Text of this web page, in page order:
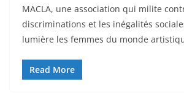
MACLA, une association qui milite
discriminations et les inégalités
lumière les femmes du monde
Read More